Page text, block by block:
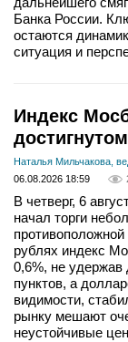
Банка России.
остаются
ситуация и
Индекс
Наталья Мильчакова,
06.08.2026 18:59
В четверг, 6
начал торги
рублях индекс
0,6%, не удержав
пунктов, а
видимости,
рынку мешают
неустойчивые